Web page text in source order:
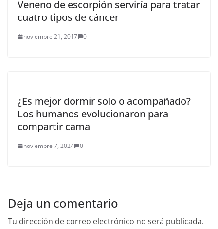
Veneno de escorpión serviría para tratar
cuatro tipos de cáncer
noviembre 21, 2017 0
¿Es mejor dormir solo o acompañado?
Los humanos evolucionaron para
compartir cama
noviembre 7, 2024 0
Deja un comentario
Tu dirección de correo electrónico no será publicada.